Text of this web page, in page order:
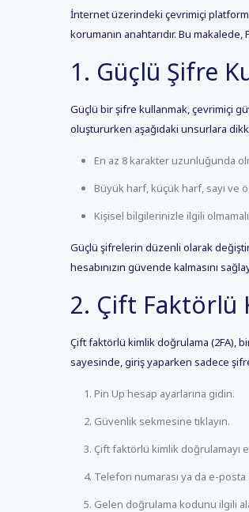
İnternet üzerindeki çevrimiçi
korumanın anahtarıdır. Bu
1. Güçlü Şifre
Güçlü bir şifre kullanmak, çevrimiçi
oluştururken aşağıdaki unsurlara
En az 8 karakter uzunluğunda
Büyük harf, küçük harf, sayı ve
Kişisel bilgilerinizle ilgili
Güçlü şifrelerin düzenli olarak
hesabınızın güvende kalmasını
2. Çift Faktörlü
Çift faktörlü kimlik doğrulama (2FA),
sayesinde, giriş yaparken sadece
Pin Up hesap ayarlarına gidin.
Güvenlik sekmesine tıklayın.
Çift faktörlü kimlik doğrulamayı
Telefon numarası ya da e-
Gelen doğrulama kodunu ilgili